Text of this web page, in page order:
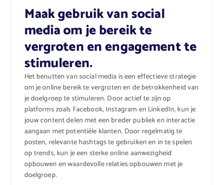
Maak gebruik van social
media om je bereik te
vergroten en engagement te
stimuleren.
Het benutten van social media is een effectieve strategie
om je online bereik te vergroten en de betrokkenheid van
je doelgroep te stimuleren. Door actief te zijn op
platforms zoals Facebook, Instagram en LinkedIn, kun je
jouw content delen met een breder publiek en interactie
aangaan met potentiële klanten. Door regelmatig te
posten, relevante hashtags te gebruiken en in te spelen
op trends, kun je een sterke online aanwezigheid
opbouwen en waardevolle relaties opbouwen met je
doelgroep.